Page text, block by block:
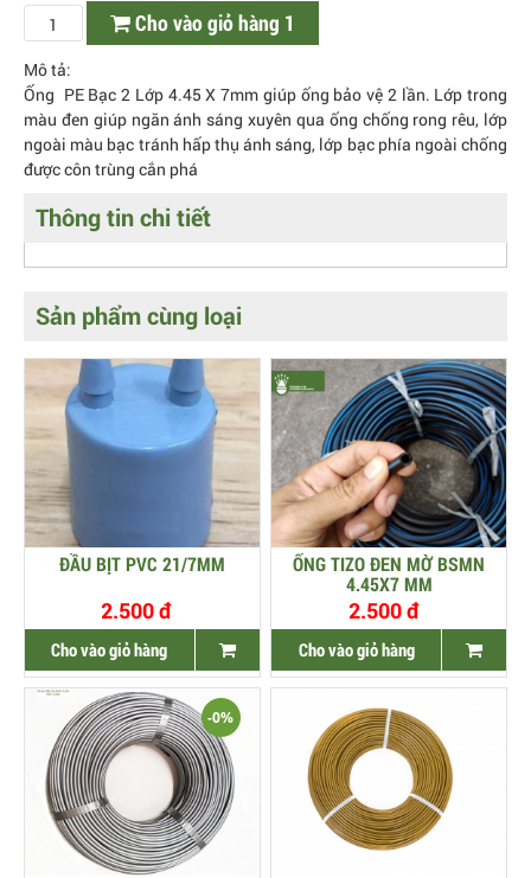
Cho vào giỏ hàng 1
Mô tả:
Ống PE Bạc 2 Lớp 4.45 X 7mm giúp ống bảo vệ 2 lần. Lớp trong
màu đen giúp ngăn ánh sáng xuyên qua ống chống rong rêu, lớp
ngoài màu bạc tránh hấp thụ ánh sáng, lớp bạc phía ngoài chống
được côn trùng cắn phá
Thông tin chi tiết
Sản phẩm cùng loại
ĐẦU BỊT PVC 21/7MM
2.500 đ
Cho vào giỏ hàng
ỐNG TIZO ĐEN MỜ BSMN
4.45X7 MM
2.500 đ
Cho vào giỏ hàng
-0%